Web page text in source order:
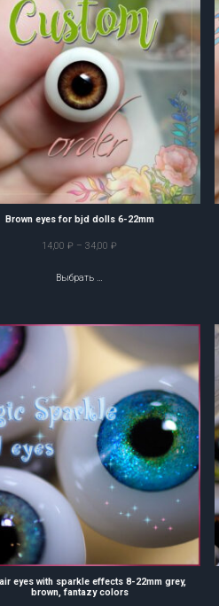
Brown eyes for bjd dolls 6-22mm
14,00 ₽ – 34,00 ₽Диапазон
34,00 ₽
Выбрать …
eyes with sparkle effects 8-22mm grey,
brown, fantazy colors